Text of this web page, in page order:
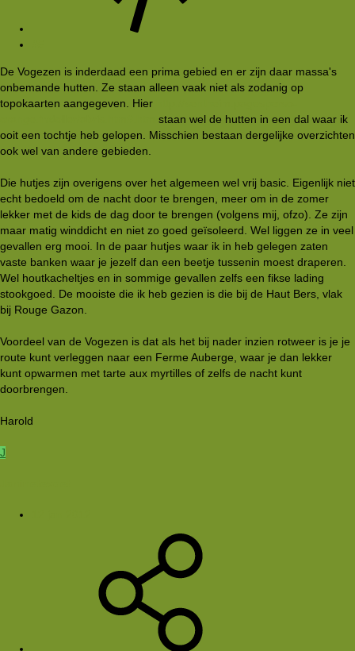
De Vogezen is inderdaad een prima gebied en er zijn daar massa's
onbemande hutten. Ze staan alleen vaak niet als zodanig op
topokaarten aangegeven. Hier
staan wel de hutten in een dal waar ik
ooit een tochtje heb gelopen. Misschien bestaan dergelijke overzichten
ook wel van andere gebieden.
Die hutjes zijn overigens over het algemeen wel vrij basic. Eigenlijk niet
echt bedoeld om de nacht door te brengen, meer om in de zomer
lekker met de kids de dag door te brengen (volgens mij, ofzo). Ze zijn
maar matig winddicht en niet zo goed geïsoleerd. Wel liggen ze in veel
gevallen erg mooi. In de paar hutjes waar ik in heb gelegen zaten
vaste banken waar je jezelf dan een beetje tussenin moest draperen.
Wel houtkacheltjes en in sommige gevallen zelfs een fikse lading
stookgoed. De mooiste die ik heb gezien is die bij de Haut Bers, vlak
bij Rouge Gazon.
Voordeel van de Vogezen is dat als het bij nader inzien rotweer is je je
route kunt verleggen naar een Ferme Auberge, waar je dan lekker
kunt opwarmen met tarte aux myrtilles of zelfs de nacht kunt
doorbrengen.
Harold
J